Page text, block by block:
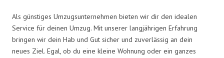
Als günstiges Umzugsunternehmen bieten wir dir den idealen
Service für deinen Umzug. Mit unserer langjährigen Erfahrung
bringen wir dein Hab und Gut sicher und zuverlässig an dein
neues Ziel. Egal, ob du eine kleine Wohnung oder ein ganzes